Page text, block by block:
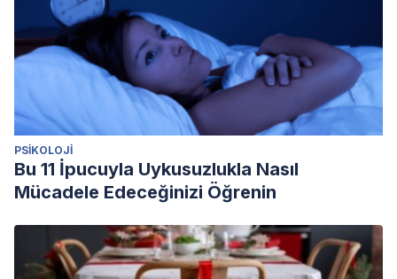
PSIKOLOJI
Bu 11 İpucuyla Uykusuzlukla Nasıl
Mücadele Edeceğinizi Öğrenin